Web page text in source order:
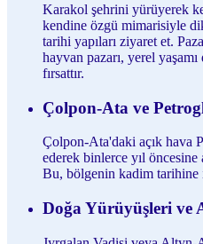
Karakol şehrini yürüyerek
kendine özgü mimarisiyle
tarihi yapıları ziyaret et.
hayvan pazarı, yerel
fırsattır.
Çolpon-Ata ve
Çolpon-Ata'daki açık hava
ederek binlerce yıl
Bu, bölgenin kadim tarihine
Doğa Yürüyüşleri ve